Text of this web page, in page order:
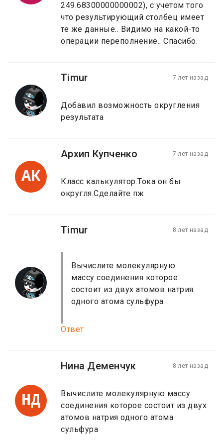
249.68300000000002), с учетом того
что результирующий столбец имеет
те же данные.. Видимо на какой-то
операции переполнение.. Спасибо.
Timur 7 лет назад
Добавил возможность округления
результата
АК
Архип Купченко 7 лет назад
Класс калькулятор.Тока он бы
округля.Сделайте пж
Timur 8 лет назад
Вычислите молекулярную
массу соединения которое
состоит из двух атомов натрия
одного атома сульфура
Ответ
НД
Нина Деменчук 8 лет назад
Вычислите молекулярную массу
соединения которое состоит из двух
атомов натрия одного атома
сульфура